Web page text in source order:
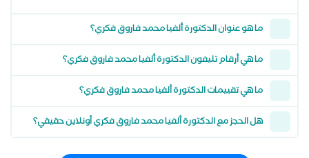
ما هو عنوان الدكتورة ألفيا محمد فاروق فكري؟
ما هي أرقام تليفون الدكتورة ألفيا محمد فاروق فكري؟
ما هي تقييمات الدكتورة ألفيا محمد فاروق فكري؟
هل الحجز مع الدكتورة ألفيا محمد فاروق فكري أونلاين حقيقي؟